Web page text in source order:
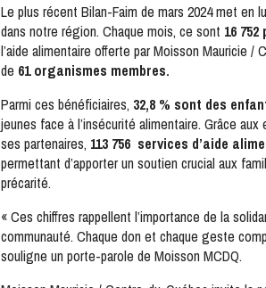
Le plus récent Bilan-Faim de mars 2024 met en
dans notre région. Chaque mois, ce sont 16
l’aide alimentaire offerte par Moisson Mauricie
de 61 organismes membres.
Parmi ces bénéficiaires, 32,8 % sont des
jeunes face à l’insécurité alimentaire. Grâce
ses partenaires, 113 756 services d’aide
permettant d’apporter un soutien crucial aux
précarité.
« Ces chiffres rappellent l’importance de la
communauté. Chaque don et chaque geste
souligne un porte-parole de Moisson MCDQ.